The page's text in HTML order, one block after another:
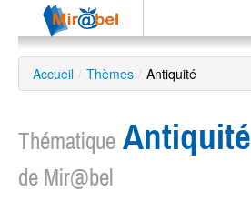
Le réseau
Soutien
Accueil / Thèmes / Antiquité
Thématique Antiquité
de Mir@bel